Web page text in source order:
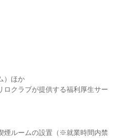
）ほか
ロクラブが提供する福利厚生サー
煙ルームの設置（※就業時間内禁